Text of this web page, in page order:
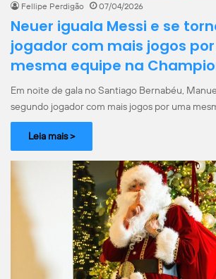
Fellipe Perdigão 07/04/2026
Neuer iguala Messi e se
jogador com mais jogos
mesma equipe na
Em noite de gala no Santiago Bernabéu,
segundo jogador com mais jogos por uma
Leia mais >